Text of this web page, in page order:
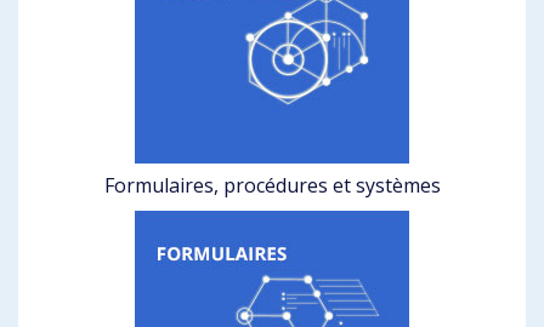
Formulaires, procédures et systèmes